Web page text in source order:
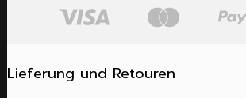
Lieferung und Retouren